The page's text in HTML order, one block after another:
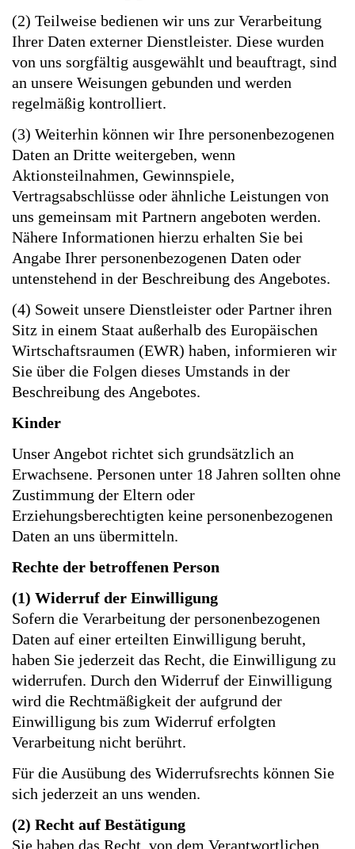
(2) Teilweise bedienen wir uns zur Verarbeitung
Ihrer Daten externer Dienstleister. Diese wurden
von uns sorgfältig ausgewählt und beauftragt, sind
an unsere Weisungen gebunden und werden
regelmäßig kontrolliert.
(3) Weiterhin können wir Ihre personenbezogenen
Daten an Dritte weitergeben, wenn
Aktionsteilnahmen, Gewinnspiele,
Vertragsabschlüsse oder ähnliche Leistungen von
uns gemeinsam mit Partnern angeboten werden.
Nähere Informationen hierzu erhalten Sie bei
Angabe Ihrer personenbezogenen Daten oder
untenstehend in der Beschreibung des Angebotes.
(4) Soweit unsere Dienstleister oder Partner ihren
Sitz in einem Staat außerhalb des Europäischen
Wirtschaftsraumen (EWR) haben, informieren wir
Sie über die Folgen dieses Umstands in der
Beschreibung des Angebotes.
Kinder
Unser Angebot richtet sich grundsätzlich an
Erwachsene. Personen unter 18 Jahren sollten ohne
Zustimmung der Eltern oder
Erziehungsberechtigten keine personenbezogenen
Daten an uns übermitteln.
Rechte der betroffenen Person
(1) Widerruf der Einwilligung
Sofern die Verarbeitung der personenbezogenen
Daten auf einer erteilten Einwilligung beruht,
haben Sie jederzeit das Recht, die Einwilligung zu
widerrufen. Durch den Widerruf der Einwilligung
wird die Rechtmäßigkeit der aufgrund der
Einwilligung bis zum Widerruf erfolgten
Verarbeitung nicht berührt.
Für die Ausübung des Widerrufsrechts können Sie
sich jederzeit an uns wenden.
(2) Recht auf Bestätigung
Sie haben das Recht, von dem Verantwortlichen